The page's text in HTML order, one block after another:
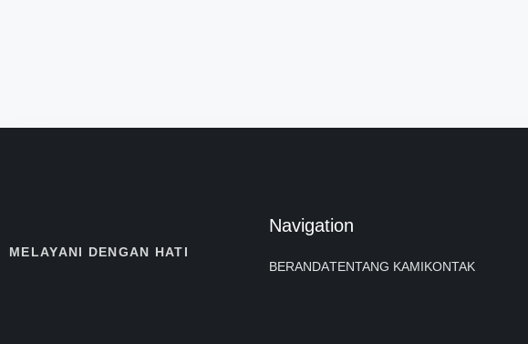
MELAYANI DENGAN HATI
Navigation
BERANDATENTANG KAMIKONTAK